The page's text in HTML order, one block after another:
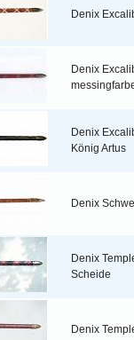
Denix
Denix
Denix
König Artus
Denix
Denix
Scheide
Denix